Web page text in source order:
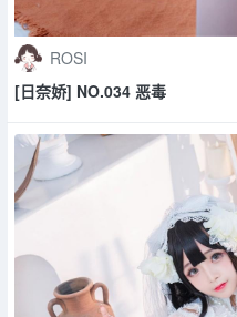
ROSI
[日奈娇] NO.034 恶毒